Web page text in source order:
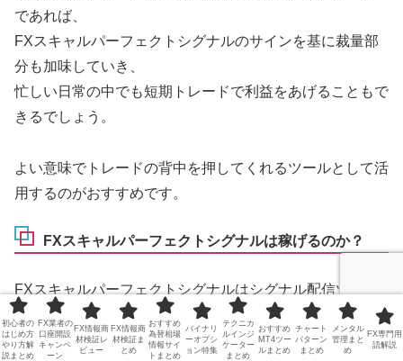
であれば、
FXスキャルパーフェクトシグナルのサインを基に裁量部
分も加味していき、
忙しい日常の中でも短期トレードで利益をあげることもで
きるでしょう。
よい意味でトレードの背中を押してくれるツールとして活
用するのがおすすめです。
FXスキャルパーフェクトシグナルは稼げるのか？
FXスキャルパーフェクトシグナルはシグナル配信ツール
だとしても
完全自動売買ツールではないのでエントリーイグジット作
初心者の
はじめ方
やり方解
説まとめ
FX業者の
口座開設
キャンペ
ーン
FX情報商
材検証レ
ビュー
FX情報商
材検証ま
とめ
おすすめ
為替相場
情報サイ
トまとめ
バイナリ
ーオプシ
ョン特集
テクニカ
ルインジ
ケーター
まとめ
おすすめ
MT4ツー
ルまとめ
チャート
パターン
まとめ
メンタル
管理まと
め
FX専門用
語解説